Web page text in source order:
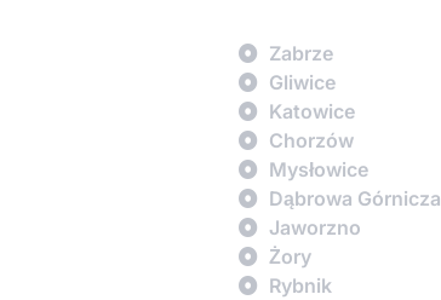
Zabrze
Gliwice
Katowice
Chorzów
Mysłowice
Dąbrowa Górnicza
Jaworzno
Żory
Rybnik